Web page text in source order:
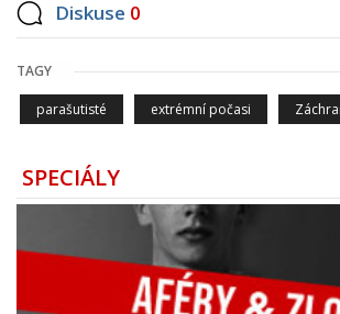
Diskuse 0
TAGY
parašutisté extrémní počasi
SPECIÁLY